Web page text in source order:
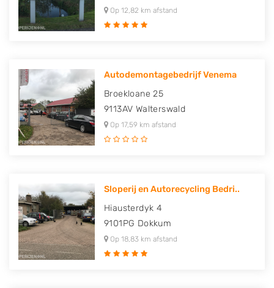
Op 12,82 km afstand
Autodemontagebedrijf Venema
Broekloane 25
9113AV Walterswald
Op 17,59 km afstand
Sloperij en Autorecycling Bedri..
Hiausterdyk 4
9101PG Dokkum
Op 18,83 km afstand